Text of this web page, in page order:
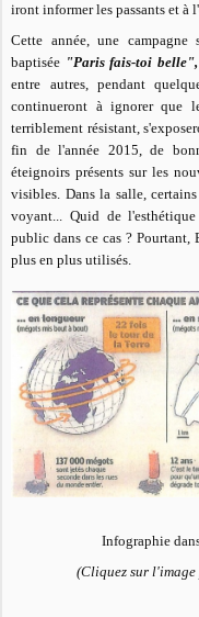
iront informer les passants et à
Cette année, une
baptisée "Paris fais-toi
entre autres, pendant
continueront à ignorer que
terriblement résistant,
fin de l'année 2015, de
éteignoirs présents sur les
visibles. Dans la salle,
voyant... Quid de
public dans ce cas ? Pourtant,
plus en plus utilisés.
Infographie
(Cliquez sur